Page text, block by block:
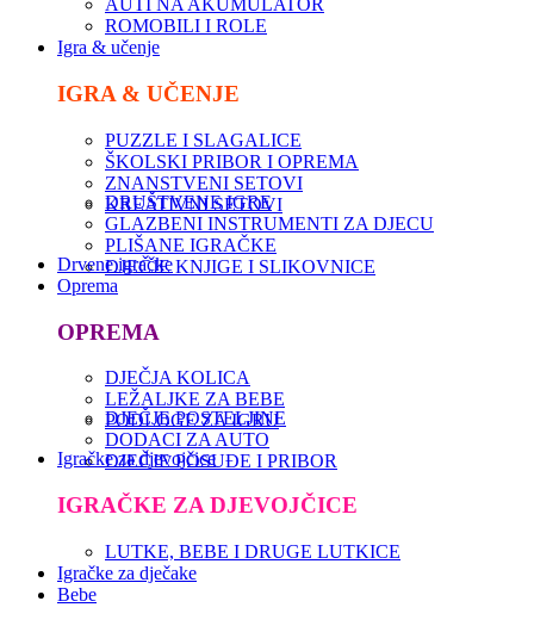
AUTI NA AKUMULATOR
ROMOBILI I ROLE
Igra & učenje
IGRA & UČENJE
PUZZLE I SLAGALICE
ŠKOLSKI PRIBOR I OPREMA
ZNANSTVENI SETOVI
KREATIVNI SETOVI
DRUŠTVENE IGRE
GLAZBENI INSTRUMENTI ZA DJECU
PLIŠANE IGRAČKE
DJEČJE KNJIGE I SLIKOVNICE
Drvene igračke
Oprema
OPREMA
DJEČJA KOLICA
LEŽALJKE ZA BEBE
PODLOGE ZA IGRU
DJEČJE POSTELJINE
DODACI ZA AUTO
DJEČJE POSUĐE I PRIBOR
Igračke za djevojčice
IGRAČKE ZA DJEVOJČICE
LUTKE, BEBE I DRUGE LUTKICE
Igračke za dječake
Bebe